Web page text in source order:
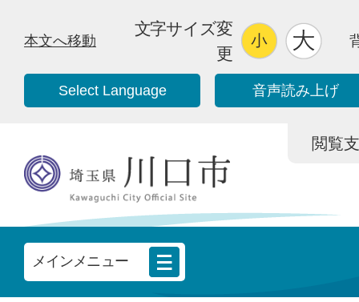
本文へ移動
文字サイズ変
更
Select Language 音声読み上げ
閲覧
メインメニュー